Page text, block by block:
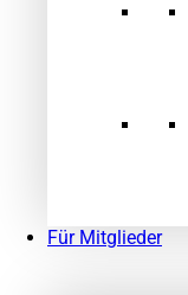
Für Mitglieder